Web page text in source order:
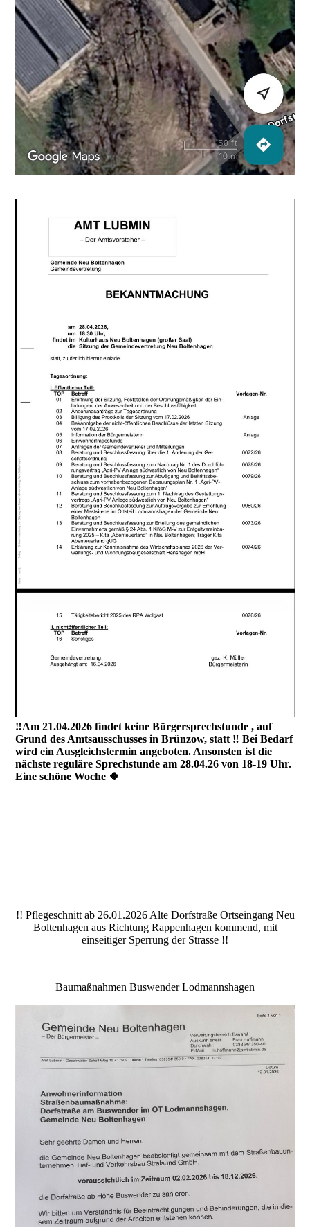
‼️Am 21.04.2026 findet keine Bürgersprechstunde , auf
Grund des Amtsausschusses in Brünzow, statt ‼️ Bei Bedarf
wird ein Ausgleichstermin angeboten. Ansonsten ist die
nächste reguläre Sprechstunde am 28.04.26 von 18-19 Uhr.
Eine schöne Woche 🍀
!! Pflegeschnitt ab 26.01.2026 Alte Dorfstraße Ortseingang Neu
Boltenhagen aus Richtung Rappenhagen kommend, mit
einseitiger Sperrung der Strasse !!
Baumaßnahmen Buswender Lodmannshagen